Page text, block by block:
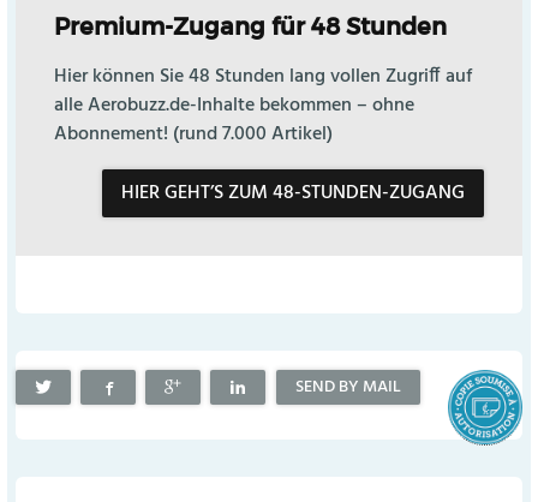
Premium-Zugang für 48 Stunden
Hier können Sie 48 Stunden lang vollen Zugriff auf
alle Aerobuzz.de-Inhalte bekommen – ohne
Abonnement! (rund 7.000 Artikel)
HIER GEHT’S ZUM 48-STUNDEN-ZUGANG
SEND BY MAIL